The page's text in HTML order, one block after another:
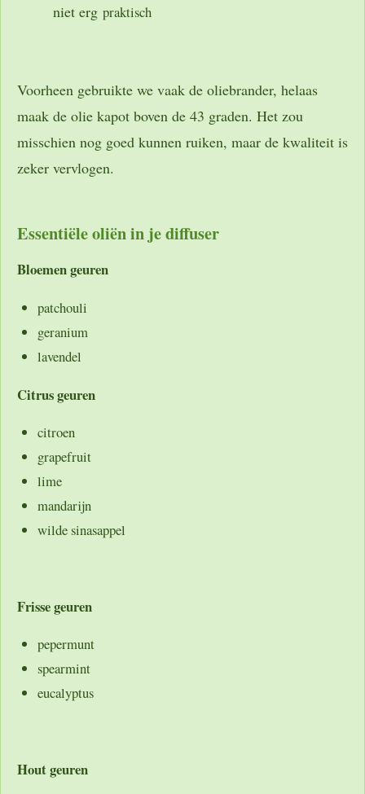
niet erg praktisch
Voorheen gebruikte we vaak de oliebrander, helaas
maak de olie kapot boven de 43 graden. Het zou
misschien nog goed kunnen ruiken, maar de kwaliteit is
zeker vervlogen.
Essentiële oliën in je diffuser
Bloemen geuren
patchouli
geranium
lavendel
Citrus geuren
citroen
grapefruit
lime
mandarijn
wilde sinasappel
Frisse geuren
pepermunt
spearmint
eucalyptus
Hout geuren